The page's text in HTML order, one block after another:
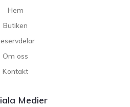
Hem
Butiken
Om oss
Kontakt
Medier